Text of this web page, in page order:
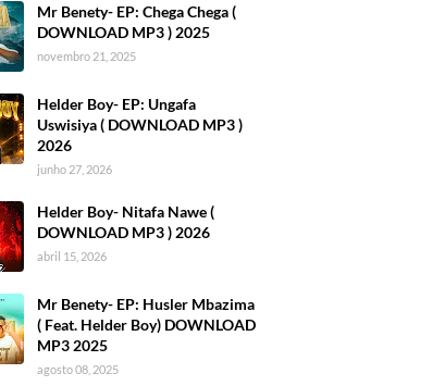
Mr Benety- EP: Chega Chega (
DOWNLOAD MP3 ) 2025
novembro 21, 2025
Helder Boy- EP: Ungafa
Uswisiya ( DOWNLOAD MP3 )
2026
junho 27, 2026
Helder Boy- Nitafa Nawe (
DOWNLOAD MP3 ) 2026
abril 15, 2026
Mr Benety- EP: Husler Mbazima
( Feat. Helder Boy) DOWNLOAD
MP3 2025
agosto 08, 2025